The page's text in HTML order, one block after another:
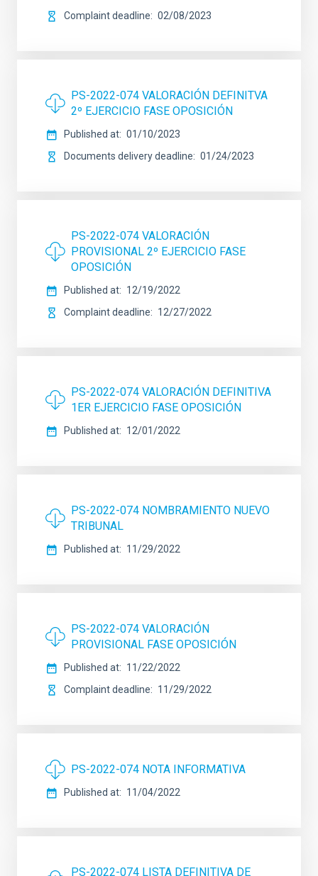
Complaint deadline
02/08/2023
PS-2022-074 VALORACIÓN DEFINITVA
2º EJERCICIO FASE OPOSICIÓN
Published at
01/10/2023
Documents delivery deadline
01/24/2023
PS-2022-074 VALORACIÓN
PROVISIONAL 2º EJERCICIO FASE
OPOSICIÓN
Published at
12/19/2022
Complaint deadline
12/27/2022
PS-2022-074 VALORACIÓN DEFINITIVA
1ER EJERCICIO FASE OPOSICIÓN
Published at 12/01/2022
PS-2022-074 NOMBRAMIENTO NUEVO
TRIBUNAL
Published at 11/29/2022
PS-2022-074 VALORACIÓN
PROVISIONAL FASE OPOSICIÓN
Published at
11/22/2022
Complaint deadline
11/29/2022
PS-2022-074 NOTA INFORMATIVA
Published at 11/04/2022
PS-2022-074 LISTA DEFINITIVA DE